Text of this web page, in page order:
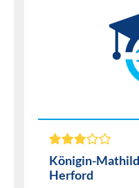
Königin-
Herford